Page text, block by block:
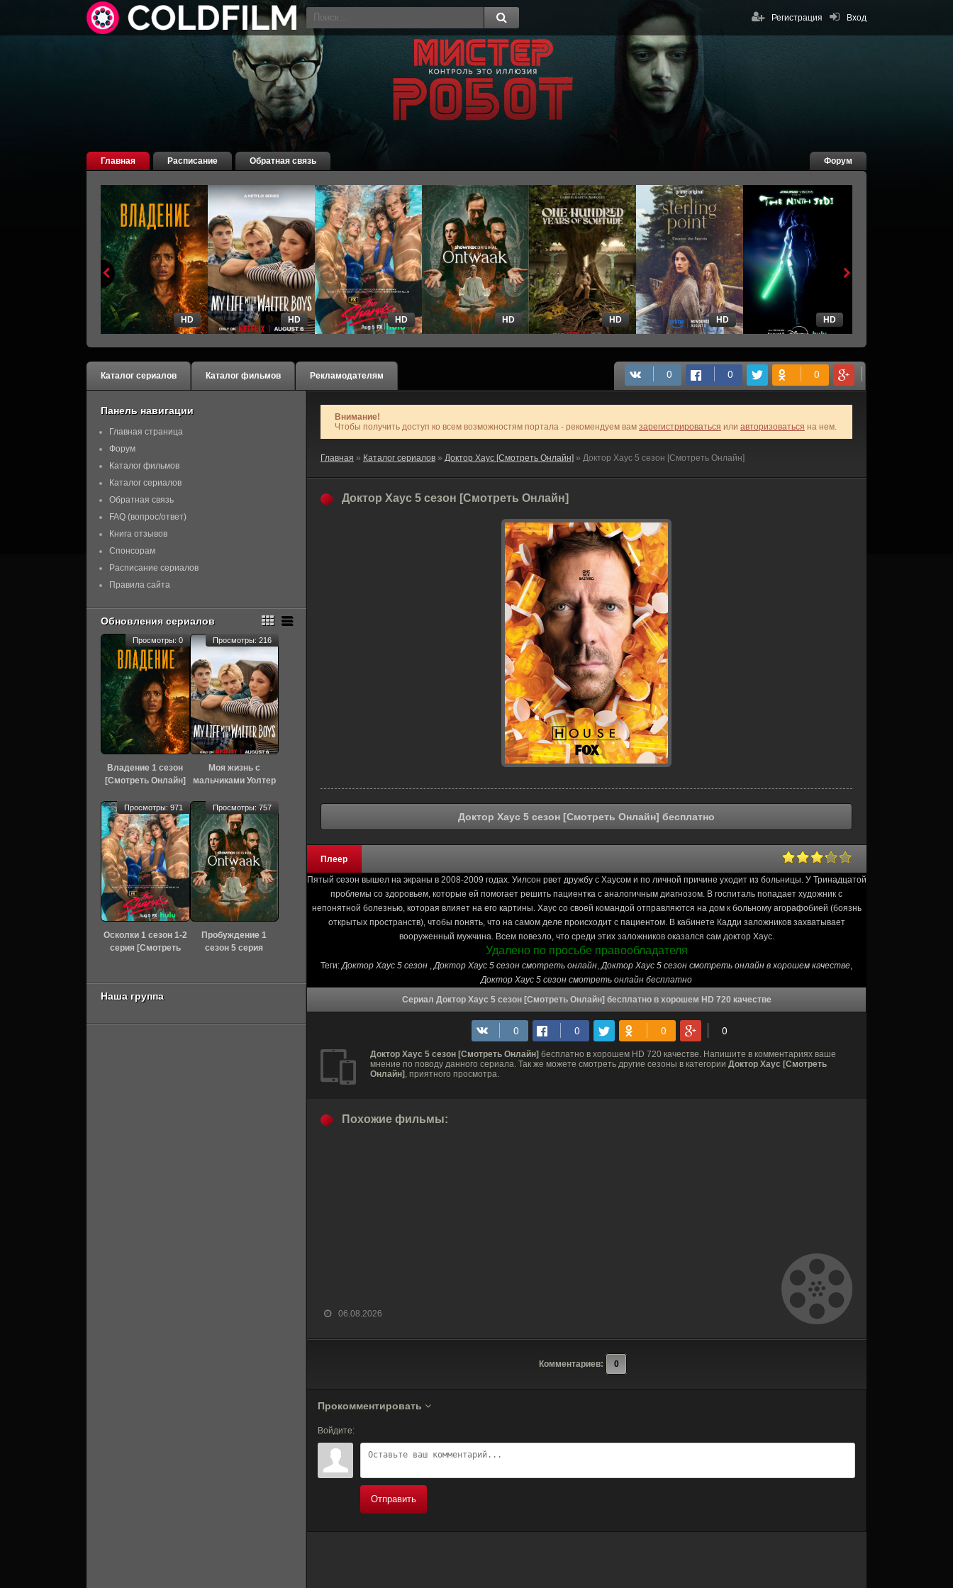
Вход
Регистрация
Главная Расписание Обратная связь Форум
HD HD HD HD HD HD HD
Каталог сериалов Каталог фильмов Рекламодателям
Внимание!
Чтобы получить доступ ко всем возможностям портала - рекомендуем вам зарегистрироваться или авторизоваться на нем.
Главная » Каталог сериалов » Доктор Хаус [Смотреть Онлайн] » Доктор Хаус 5 сезон [Смотреть Онлайн]
Доктор Хаус 5 сезон [Смотреть Онлайн]
Доктор Хаус 5 сезон [Смотреть Онлайн] бесплатно
Плеер
Пятый сезон вышел на экраны в 2008-2009 годах. Уилсон рвет дружбу с Хаусом и по личной причине уходит из больницы. У Тринадцатой
проблемы со здоровьем, которые ей помогает решить пациентка с аналогичным диагнозом. В госпиталь попадает художник с
непонятной болезнью, которая влияет на его картины. Хаус со своей командой отправляются на дом к больному агорафобией (боязнь
открытых пространств), чтобы понять, что на самом деле происходит с пациентом. В кабинете Кадди заложников захватывает
вооруженный мужчина. Всем повезло, что среди этих заложников оказался сам доктор Хаус.
Удалено по просьбе правообладателя
Теги:Доктор Хаус 5 сезон ,Доктор Хаус 5 сезон cмотреть онлайн,Доктор Хаус 5 сезон смотреть онлайн в хорошем качестве,
Доктор Хаус 5 сезон смотреть онлайн бесплатно
Сериал Доктор Хаус 5 сезон [Смотреть Онлайн] бесплатно в хорошем HD 720 качестве
Доктор Хаус 5 сезон [Смотреть Онлайн] бесплатно в хорошем HD 720 качестве. Напишите в комментариях ваше
мнение по поводу данного сериала. Так же можете смотреть другие сезоны в категории Доктор Хаус [Смотреть
Онлайн] , приятного просмотра.
06.08.2026
Похожие фильмы:
Комментариев: 0
Прокомментировать
Войдите:
Отправить
Панель навигации
Главная страница
Форум
Каталог фильмов
Каталог сериалов
Обратная связь
FAQ (вопрос/ответ)
Книга отзывов
Спонсорам
Расписание сериалов
Правила сайта
Обновления сериалов
Владение 1 сезон
[Смотреть Онлайн]
Просмотры: 0
Моя жизнь с
мальчиками Уолтер
[Смотреть Онлайн]
Просмотры: 216
Осколки 1 сезон 1-2
серия [Смотреть
Просмотры: 971
Пробуждение 1
сезон 5 серия
Просмотры: 757
Наша группа